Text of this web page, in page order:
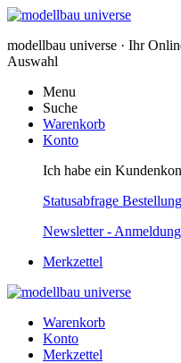
modellbau universe · Ihr
Auswahl
Menu
Suche
Warenkorb
Konto
Ich habe ein
Statusabfrage Bestellung
Newsletter - Anmeldung
Merkzettel
Warenkorb
Konto
Merkzettel